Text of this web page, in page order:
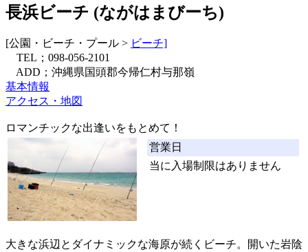
長浜ビーチ (ながはまびーち)
[公園・ビーチ・プール > ビーチ]
TEL；098-056-2101
ADD；沖縄県国頭郡今帰仁村与那嶺
基本情報
アクセス・地図
ロマンチックな出逢いをもとめて！
営業日
当に入場制限はありません
大きな浜辺とダイナミックな海原が続くビーチ。開いた岩陰